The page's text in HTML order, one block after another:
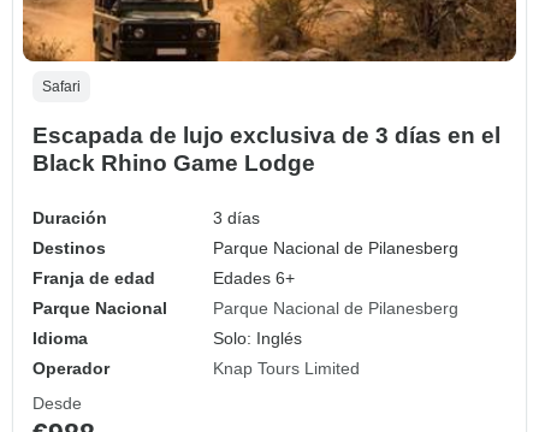
Safari
Escapada de lujo exclusiva de 3 días en el
Black Rhino Game Lodge
Duración
3 días
Destinos
Parque Nacional de Pilanesberg
Franja de edad
Edades 6+
Parque Nacional
Parque Nacional de Pilanesberg
Idioma
Solo: Inglés
Operador
Knap Tours Limited
Desde